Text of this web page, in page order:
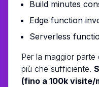
Build minutes
Edge function
Serverless
Per la maggior
più che sufficiente.
(fino a 100k